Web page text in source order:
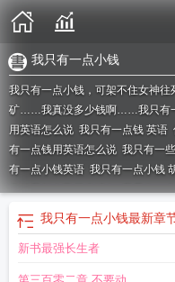
我只有一点小钱
我只有一点小钱，可架不住女神
矿……我真没多少钱啊……我只有
用英语怎么说 我只有一点钱 英语
有一点钱用英语怎么说 我只有一
有一点小钱英语 我只有一点小钱
点钱我想自己花表情包我只有一
想自己花
我1点钱都没有了我只
片 我想自己花表情包
钱我只想自己花我只有一点钱用
我只有一点小钱最新章
新书最强长生者